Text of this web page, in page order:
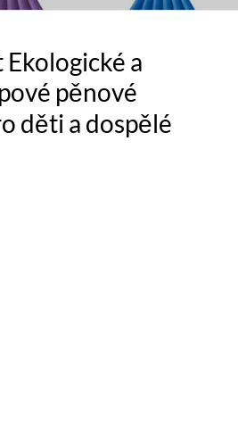
a
pěnové
děti a dospělé